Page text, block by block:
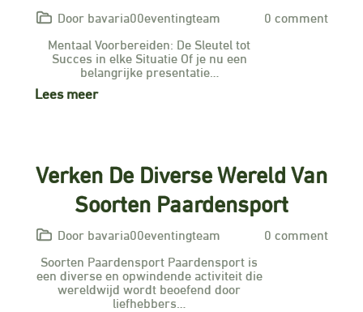
Door bavaria00eventingteam
0 comment
Mentaal Voorbereiden: De Sleutel tot
Succes in elke Situatie Of je nu een
belangrijke presentatie…
Lees meer
Verken De Diverse Wereld Van
Soorten Paardensport
Door bavaria00eventingteam
0 comment
Soorten Paardensport Paardensport is
een diverse en opwindende activiteit die
wereldwijd wordt beoefend door
liefhebbers…